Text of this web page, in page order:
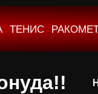
ТЕНИС